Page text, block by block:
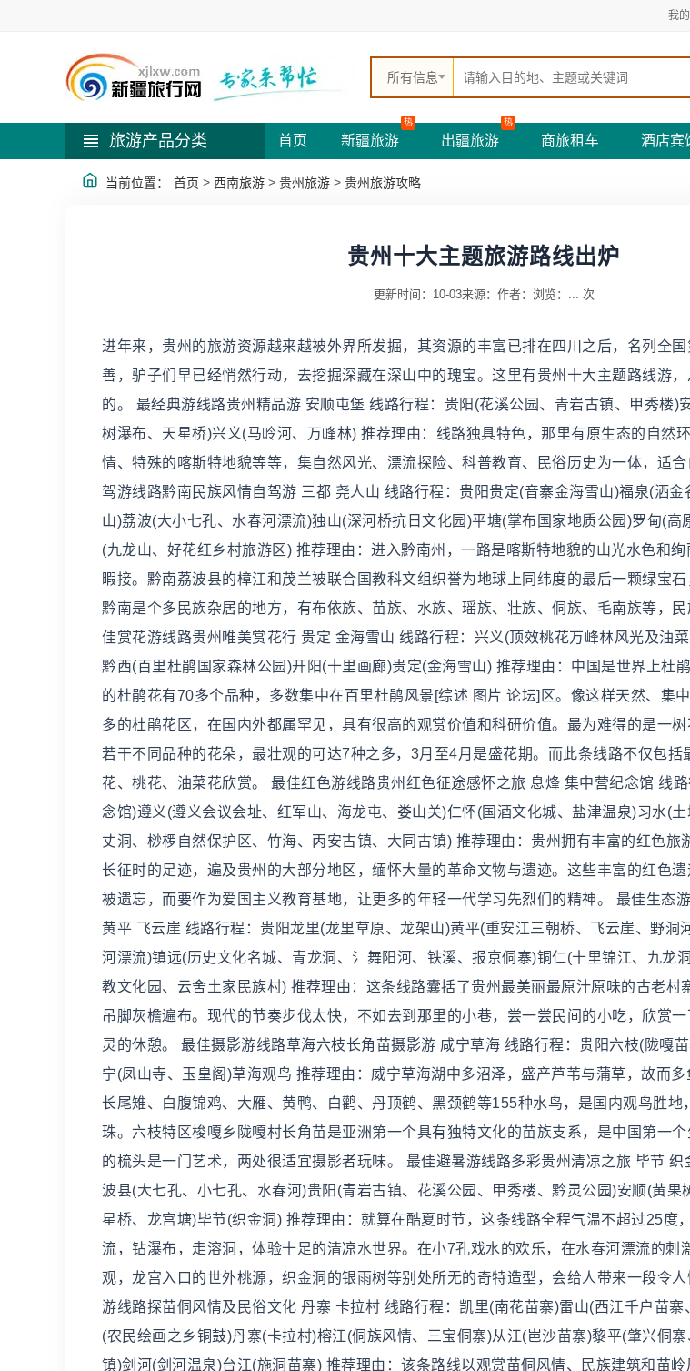
我
所有信息
旅游产品分类 首页 新疆旅游
热
出疆旅游
热
商旅租车 酒店宾
当前位置： 首页 > 西南旅游 > 贵州旅游 > 贵州旅游攻略
贵州十大主题旅游路线出炉
更新时间：10-03来源： 作者： 浏览： ... 次
进年来，贵州的旅游资源越来越被外界所发掘，其资源的丰富已排在四川之后，名列全
善，驴子们早已经悄然行动，去挖掘深藏在深山中的瑰宝。这里有贵州十大主题路线游
的。 最经典游线路贵州精品游 安顺屯堡 线路行程：贵阳(花溪公园、青岩古镇、甲秀楼)
树瀑布、天星桥)兴义(马岭河、万峰林) 推荐理由：线路独具特色，那里有原生态的自然
情、特殊的喀斯特地貌等等，集自然风光、漂流探险、科普教育、民俗历史为一体，适
驾游线路黔南民族风情自驾游 三都 尧人山 线路行程：贵阳贵定(音寨金海雪山)福泉(洒金
山)荔波(大小七孔、水春河漂流)独山(深河桥抗日文化园)平塘(掌布国家地质公园)罗甸(高
(九龙山、好花红乡村旅游区) 推荐理由：进入黔南州，一路是喀斯特地貌的山光水色和
暇接。黔南荔波县的樟江和茂兰被联合国教科文组织誉为地球上同纬度的最后一颗绿宝石
黔南是个多民族杂居的地方，有布依族、苗族、水族、瑶族、壮族、侗族、毛南族等，
佳赏花游线路贵州唯美赏花行 贵定 金海雪山 线路行程：兴义(顶效桃花万峰林风光及油
黔西(百里杜鹃国家森林公园)开阳(十里画廊)贵定(金海雪山) 推荐理由：中国是世界上杜
的杜鹃花有70多个品种，多数集中在百里杜鹃风景[综述 图片 论坛]区。像这样天然、集
多的杜鹃花区，在国内外都属罕见，具有很高的观赏价值和科研价值。最为难得的是一
若干不同品种的花朵，最壮观的可达7种之多，3月至4月是盛花期。而此条线路不仅包括
花、桃花、油菜花欣赏。 最佳红色游线路贵州红色征途感怀之旅 息烽 集中营纪念馆 线
念馆)遵义(遵义会议会址、红军山、海龙屯、娄山关)仁怀(国酒文化城、盐津温泉)习水(
丈洞、桫椤自然保护区、竹海、丙安古镇、大同古镇) 推荐理由：贵州拥有丰富的红色旅
长征时的足迹，遍及贵州的大部分地区，缅怀大量的革命文物与遗迹。这些丰富的红色
被遗忘，而要作为爱国主义教育基地，让更多的年轻一代学习先烈们的精神。 最佳生态
黄平 飞云崖 线路行程：贵阳龙里(龙里草原、龙架山)黄平(重安江三朝桥、飞云崖、野洞
河漂流)镇远(历史文化名城、青龙洞、氵舞阳河、铁溪、报京侗寨)铜仁(十里锦江、九龙
教文化园、云舍土家民族村) 推荐理由：这条线路囊括了贵州最美丽最原汁原味的古老村
吊脚灰檐遍布。现代的节奏步伐太快，不如去到那里的小巷，尝一尝民间的小吃，欣赏
灵的休憩。 最佳摄影游线路草海六枝长角苗摄影游 咸宁草海 线路行程：贵阳六枝(陇嘎
宁(凤山寺、玉皇阁)草海观鸟 推荐理由：威宁草海湖中多沼泽，盛产芦苇与蒲草，故而
长尾雉、白腹锦鸡、大雁、黄鸭、白鹳、丹顶鹤、黑颈鹤等155种水鸟，是国内观鸟胜地
珠。六枝特区梭嘎乡陇嘎村长角苗是亚洲第一个具有独特文化的苗族支系，是中国第一
的梳头是一门艺术，两处很适宜摄影者玩味。 最佳避暑游线路多彩贵州清凉之旅 毕节 织
波县(大七孔、小七孔、水春河)贵阳(青岩古镇、花溪公园、甲秀楼、黔灵公园)安顺(黄果
星桥、龙宫塘)毕节(织金洞) 推荐理由：就算在酷夏时节，这条线路全程气温不超过25度
流，钻瀑布，走溶洞，体验十足的清凉水世界。在小7孔戏水的欢乐，在水春河漂流的刺
观，龙宫入口的世外桃源，织金洞的银雨树等别处所无的奇特造型，会给人带来一段令
游线路探苗侗风情及民俗文化 丹寨 卡拉村 线路行程：凯里(南花苗寨)雷山(西江千户苗寨
(农民绘画之乡铜鼓)丹寨(卡拉村)榕江(侗族风情、三宝侗寨)从江(岜沙苗寨)黎平(肇兴侗
镇)剑河(剑河温泉)台江(施洞苗寨) 推荐理由：该条路线以观赏苗侗风情、民族建筑和苗